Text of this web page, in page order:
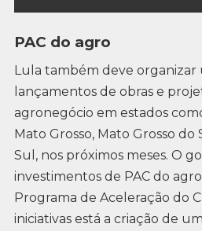
PAC do agro
Lula também deve organizar
lançamentos de obras e
agronegócio em estados
Mato Grosso, Mato Grosso do
Sul, nos próximos meses. O
investimentos de PAC do
Programa de Aceleração do
iniciativas está a criação de